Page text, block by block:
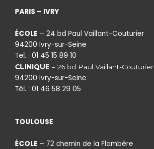
PARIS – IVRY
ÉCOLE – 24 bd Paul Vaillant-Couturier
94200 Ivry-sur-Seine
Tel. : 01 45 15 89 10
CLINIQUE – 26 bd Paul Vaillant-Couturier
94200 Ivry-sur-Seine
Tél. : 01 46 58 29 05
TOULOUSE
ÉCOLE – 72 chemin de la Flambère